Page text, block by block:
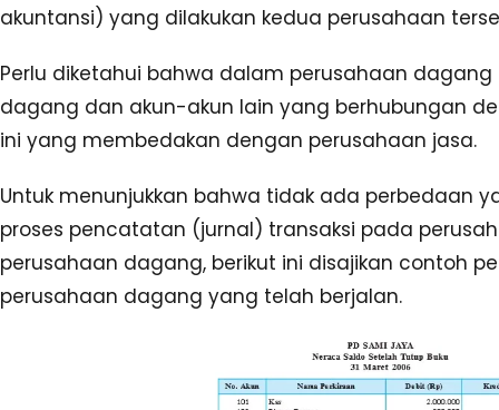
akuntansi) yang dilakukan kedua perusahaan
Perlu diketahui bahwa dalam perusahaan
dagang dan akun-akun lain yang berhubungan
ini yang membedakan dengan perusahaan jasa.
Untuk menunjukkan bahwa tidak ada perbedaan
proses pencatatan (jurnal) transaksi pada
perusahaan dagang, berikut ini disajikan contoh
perusahaan dagang yang telah berjalan.